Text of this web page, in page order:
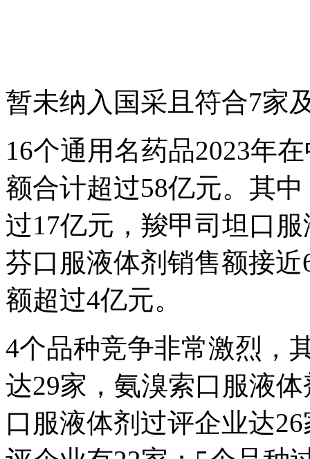
暂未纳入国采且符合7家
16个通用名药品2023年
额合计超过58亿元。其
过17亿元，羧甲司坦口
芬口服液体剂销售额接
额超过4亿元。
4个品种竞争非常激烈，
达29家，氨溴索口服液
口服液体剂过评企业达